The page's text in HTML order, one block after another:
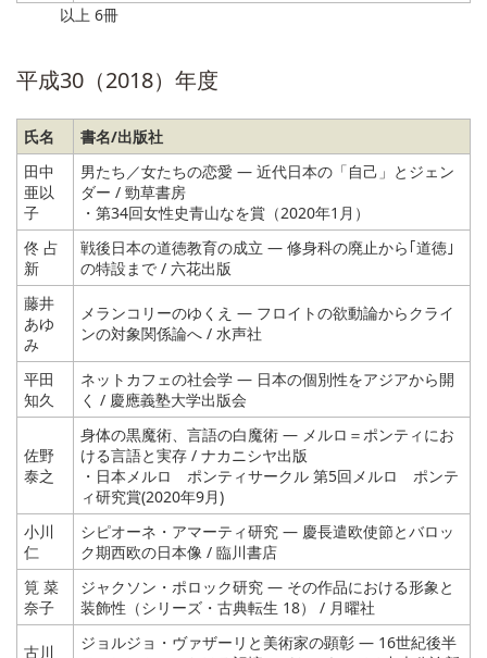
以上 6冊
平成30（2018）年度
氏名
書名/出版社
田中
亜以
子
男たち／女たちの恋愛 ― 近代日本の「自己」とジェン
ダー / 勁草書房
・第34回女性史青山なを賞（2020年1月）
佟 占
新
戦後日本の道徳教育の成立 ― 修身科の廃止から｢道徳｣
の特設まで / 六花出版
藤井
あゆ
み
メランコリーのゆくえ ― フロイトの欲動論からクライ
ンの対象関係論へ / 水声社
平田
知久
ネットカフェの社会学 ― 日本の個別性をアジアから開
く / 慶應義塾大学出版会
佐野
泰之
身体の黒魔術、言語の白魔術 ― メルロ＝ポンティにお
ける言語と実存 / ナカニシヤ出版
・日本メルロ゠ポンティサークル 第5回メルロ゠ポンテ
ィ研究賞(2020年9月)
小川
仁
シピオーネ・アマーティ研究 ― 慶長遣欧使節とバロッ
ク期西欧の日本像 / 臨川書店
筧 菜
奈子
ジャクソン・ポロック研究 ― その作品における形象と
装飾性（シリーズ・古典転生 18） / 月曜社
古川
ジョルジョ・ヴァザーリと美術家の顕彰 ― 16世紀後半